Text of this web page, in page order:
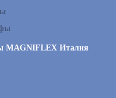
MAGNIFLEX Италия